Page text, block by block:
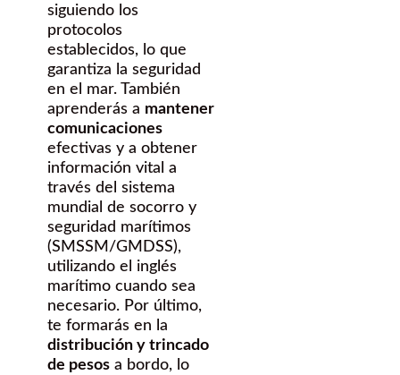
siguiendo los
protocolos
establecidos, lo que
garantiza la seguridad
en el mar. También
aprenderás a mantener
comunicaciones
efectivas y a obtener
información vital a
través del sistema
mundial de socorro y
seguridad marítimos
(SMSSM/GMDSS),
utilizando el inglés
marítimo cuando sea
necesario. Por último,
te formarás en la
distribución y trincado
de pesos a bordo, lo